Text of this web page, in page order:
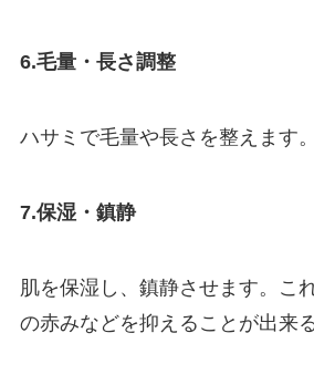
6.毛量・長さ調整
ハサミで毛量や長さを整えます。
7.保湿・鎮静
肌を保湿し、鎮静させます。こ
の赤みなどを抑えることが出来